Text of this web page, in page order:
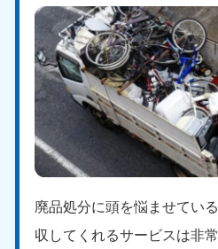
廃品処分に頭を悩ませてい
収してくれるサービスは非